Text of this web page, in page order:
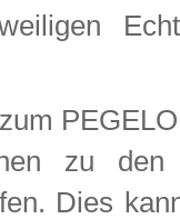
zu den
Dies